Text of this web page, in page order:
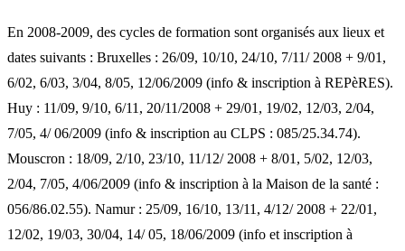
En 2008-2009, des cycles de formation sont organisés aux lieux et
dates suivants : Bruxelles : 26/09, 10/10, 24/10, 7/11/ 2008 + 9/01,
6/02, 6/03, 3/04, 8/05, 12/06/2009 (info & inscription à REPèRES).
Huy : 11/09, 9/10, 6/11, 20/11/2008 + 29/01, 19/02, 12/03, 2/04,
7/05, 4/ 06/2009 (info & inscription au CLPS : 085/25.34.74).
Mouscron : 18/09, 2/10, 23/10, 11/12/ 2008 + 8/01, 5/02, 12/03,
2/04, 7/05, 4/06/2009 (info & inscription à la Maison de la santé :
056/86.02.55). Namur : 25/09, 16/10, 13/11, 4/12/ 2008 + 22/01,
12/02, 19/03, 30/04, 14/ 05, 18/06/2009 (info et inscription à